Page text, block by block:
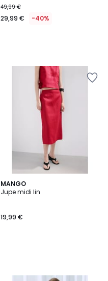
49,99 €
29,99 € -40%
MANGO
Jupe midi lin
19,99 €